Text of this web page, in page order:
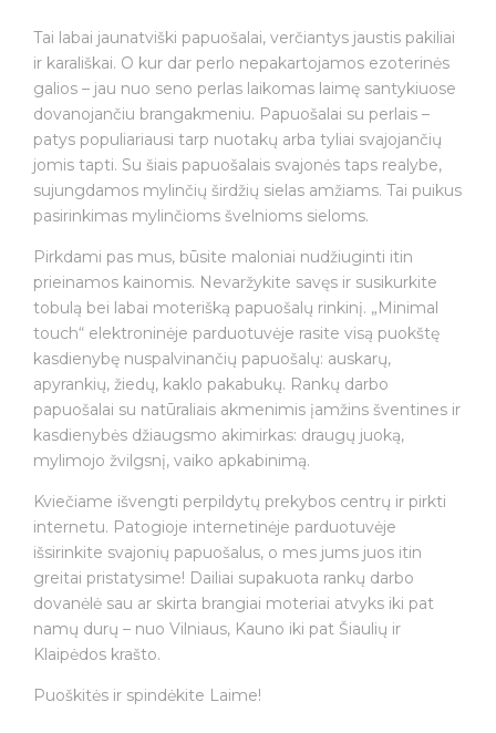
Tai labai jaunatviški papuošalai, verčiantys jaustis pakiliai
ir karališkai. O kur dar perlo nepakartojamos ezoterinės
galios – jau nuo seno perlas laikomas laimę santykiuose
dovanojančiu brangakmeniu. Papuošalai su perlais –
patys populiariausi tarp nuotakų arba tyliai svajojančių
jomis tapti. Su šiais papuošalais svajonės taps realybe,
sujungdamos mylinčių širdžių sielas amžiams. Tai puikus
pasirinkimas mylinčioms švelnioms sieloms.
Pirkdami pas mus, būsite maloniai nudžiuginti itin
prieinamos kainomis. Nevaržykite savęs ir susikurkite
tobulą bei labai moterišką papuošalų rinkinį. „Minimal
touch“ elektroninėje parduotuvėje rasite visą puokštę
kasdienybę nuspalvinančių papuošalų: auskarų,
apyrankių, žiedų, kaklo pakabukų. Rankų darbo
papuošalai su natūraliais akmenimis įamžins šventines ir
kasdienybės džiaugsmo akimirkas: draugų juoką,
mylimojo žvilgsnį, vaiko apkabinimą.
Kviečiame išvengti perpildytų prekybos centrų ir pirkti
internetu. Patogioje internetinėje parduotuvėje
išsirinkite svajonių papuošalus, o mes jums juos itin
greitai pristatysime! Dailiai supakuota rankų darbo
dovanėlė sau ar skirta brangiai moteriai atvyks iki pat
namų durų – nuo Vilniaus, Kauno iki pat Šiaulių ir
Klaipėdos krašto.
Puoškitės ir spindėkite Laime!